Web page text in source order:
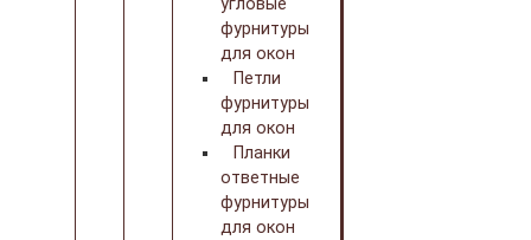
фурнитуры
для окон
Петли
фурнитуры
для окон
Планки
ответные
фурнитуры
для окон